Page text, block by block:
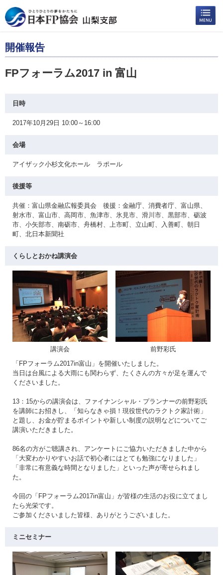
開催報告
FPフォーラム2017 in 富山
日時
2017年10月29日 10:00～16:00
会場
アイザック小杉文化ホール ラポール
後援等
共催：富山県金融広報委員会 後援：金融庁、消費者庁、富山県、
射水市、富山市、高岡市、魚津市、氷見市、滑川市、黒部市、砺波
市、小矢部市、南砺市、舟橋村、上市町、立山町、入善町、朝日
町、北日本新聞社
くらしとおかね講演会
講演会
前野彩氏
「FPフォーラム2017in富山」を開催いたしました。
当日は台風による大雨にも関わらず、たくさんの方々が足を運んで
くださいました。
13：15からの講演会は、ファイナンシャル・プランナーの前野彩氏
を講師にお招きし、「知らなきゃ損！現役世代のラクトク家計術」
と題し、お金が貯まるポイントや新しい制度の説明などについてご
講演いただきました。
86名の方がご聴講され、アンケートにご協力いただきました中から
「大変わかりやすいお話で初心者にはとても勉強になりました」
「非常に有意義な時間となりました」といった声が寄せられまし
た。
今回の「FPフォーラム2017in富山」が皆様の生活のお役に立てまし
たら光栄です。
ご参加くださいました皆様、ありがとうございました。
ミニセミナー